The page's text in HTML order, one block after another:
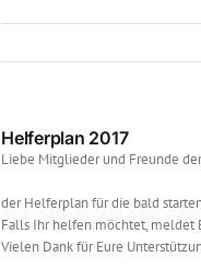
Helferplan 2017
Liebe Mitglieder und Freunde
der Helferplan für die bald
Falls Ihr helfen möchtet, meldet
Vielen Dank für Eure